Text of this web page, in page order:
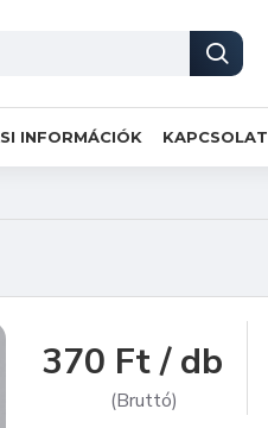
INFORMÁCIÓK KAPCSOLAT
370 Ft / db
(Bruttó)